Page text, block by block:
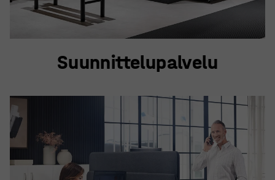
Suunnittelupalvelu